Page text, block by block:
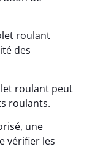
roulant
des
roulant peut
roulants.
une
vérifier les